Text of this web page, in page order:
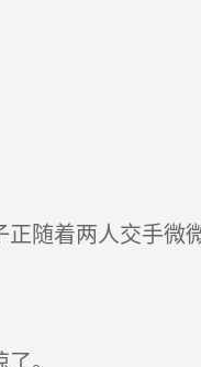
随着两人交手微微